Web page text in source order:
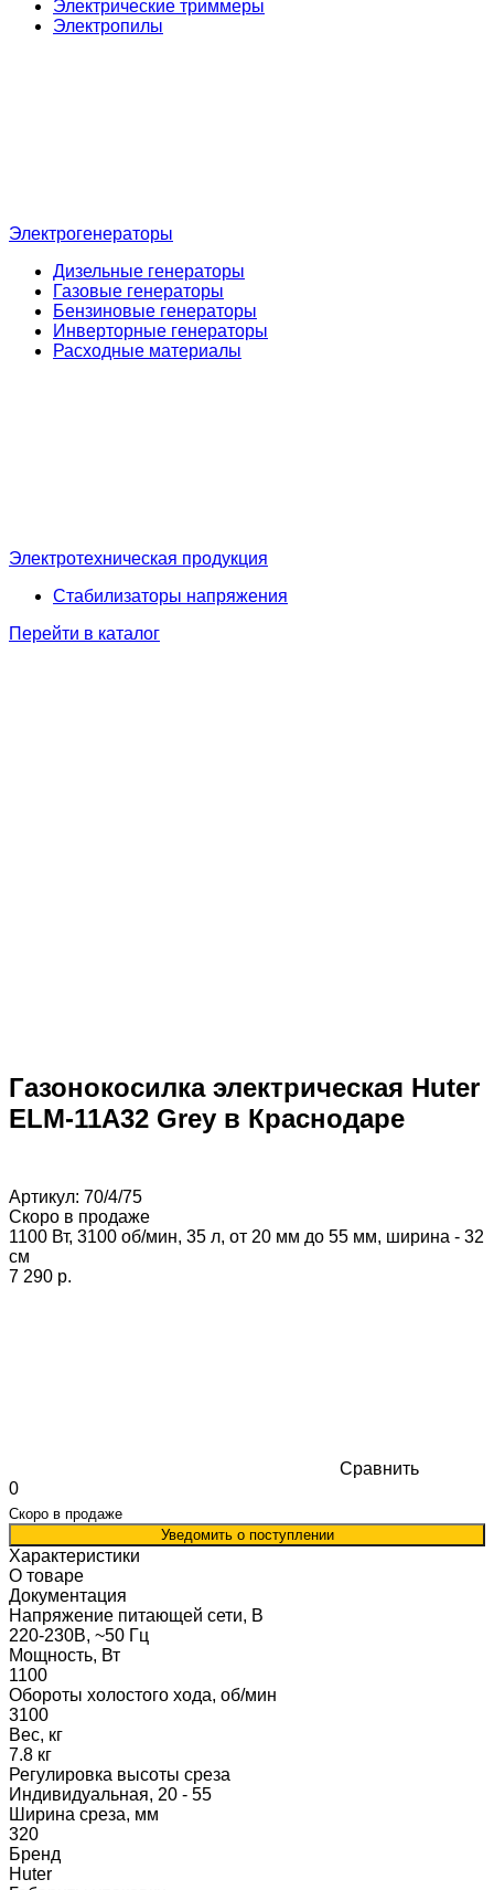
Электрические триммеры
Электропилы
Электрогенераторы
Дизельные генераторы
Газовые генераторы
Бензиновые генераторы
Инверторные генераторы
Расходные материалы
Электротехническая продукция
Стабилизаторы напряжения
Перейти в каталог
Газонокосилка электрическая Huter
ELM-11А32 Grey в Краснодаре
Артикул: 70/4/75
Скоро в продаже
1100 Вт, 3100 об/мин, 35 л, от 20 мм до 55 мм, ширина - 32
см
7 290 p.
Сравнить
0
Скоро в продаже
Уведомить о поступлении
Характеристики
О товаре
Документация
Напряжение питающей сети, В
220-230В, ~50 Гц
Мощность, Вт
1100
Обороты холостого хода, об/мин
3100
Вес, кг
7.8 кг
Регулировка высоты среза
Индивидуальная, 20 - 55
Ширина среза, мм
320
Бренд
Huter